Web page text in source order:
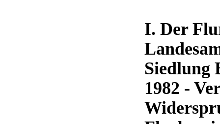
I. Der
Siedlung
1982 -